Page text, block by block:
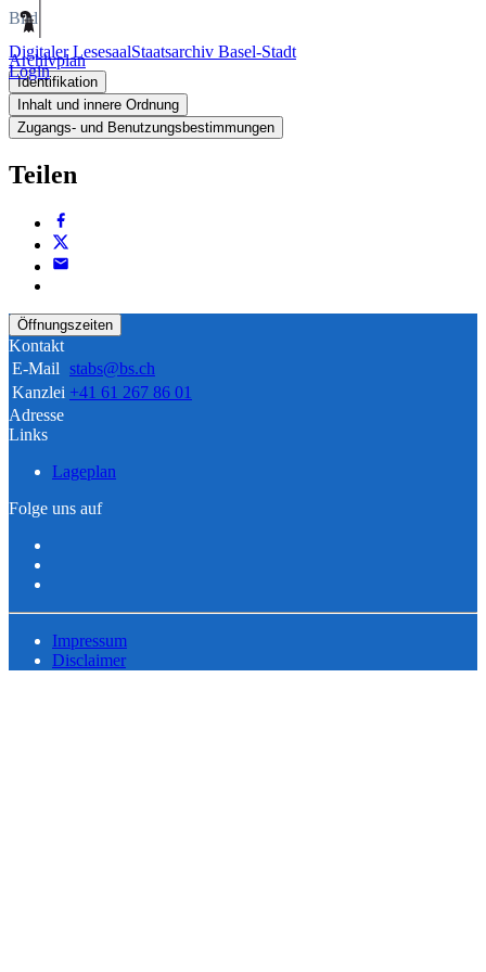
Digitaler LesesaalStaatsarchiv Basel-Stadt
Login
Bild
Archivplan
Identifikation
Inhalt und innere Ordnung
Zugangs- und Benutzungsbestimmungen
Teilen
Öffnungszeiten
Kontakt
E-Mail stabs@bs.ch
Kanzlei +41 61 267 86 01
Adresse
Links
Lageplan
Folge uns auf
Impressum
Disclaimer